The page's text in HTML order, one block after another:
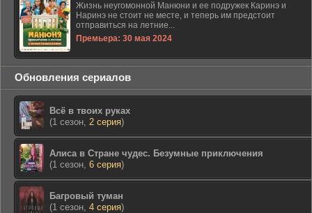
Жизнь неугомонной Манюни и ее подружек Каринэ и
Наринэ не стоит не месте, и теперь им предстоит
отправиться на летние...
Премьера: 30 мая 2024
Обновления сериалов
Всё в твоих руках
(1 сезон, 2 серия)
Алиса в Стране чудес. Безумные приключения
(1 сезон, 6 серия)
Багровый туман
(1 сезон, 4 серия)